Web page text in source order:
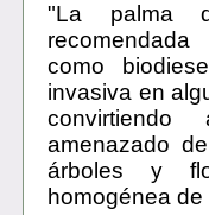
"La palma
como
invasiva en
amenazado
árboles y
homogénea